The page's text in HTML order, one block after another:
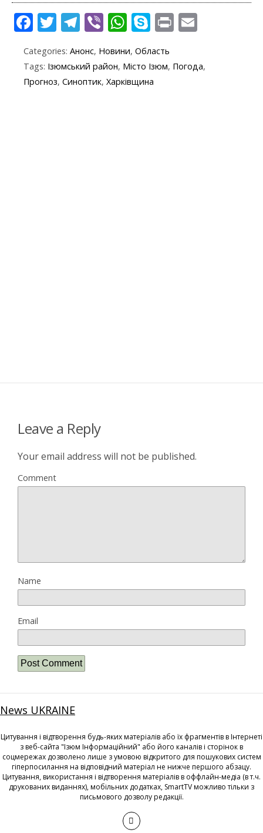
F
e
b
T
itt
er
T
e
gr
Vi
er
W
at
s
S
y
p
Pr
t ai
l
Categories: Анонс, Новини, Область
Tags: Ізюмський район, Місто Ізюм, Погода,
Прогноз, Синоптик, Харківщина
Leave a Reply
Your email address will not be published.
Comment
Name
Email
News UKRAINE
Цитування і відтворення будь-яких матеріалів або їх фрагментів в Інтернеті
з веб-сайта "Ізюм Інформаційний" або його каналів і сторінок в
соцмережах дозволено лише з умовою відкритого для пошукових систем
гіперпосилання на відповідний матеріал не нижче першого абзацу.
Цитування, використання і відтворення матеріалів в оффлайн-медіа (в т.ч.
друкованих виданнях), мобільних додатках, SmartTV можливо тільки з
письмового дозволу редакції.